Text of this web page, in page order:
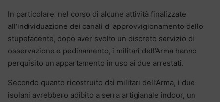
In particolare, nel corso di alcune attività finalizzate
all’individuazione dei canali di approvvigionamento dello
stupefacente, dopo aver svolto un discreto servizio di
osservazione e pedinamento, i militari dell’Arma hanno
perquisito un appartamento in uso ai due arrestati.
Secondo quanto ricostruito dai militari dell’Arma, i due
isolani avrebbero adibito a serra artigianale indoor, un